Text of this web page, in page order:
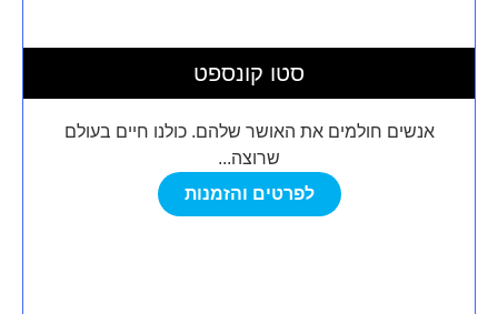
סטו קונספט
אנשים חולמים את האושר שלהם. כולנו חיים בעולם
שרוצה...
לפרטים והזמנות